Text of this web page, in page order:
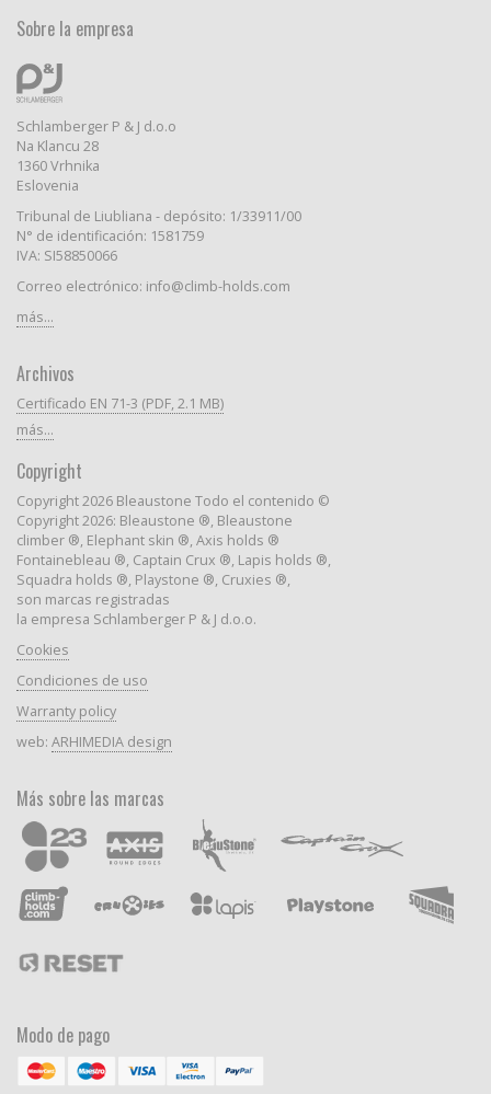
Sobre la empresa
Schlamberger P & J d.o.o
Na Klancu 28
1360 Vrhnika
Eslovenia
Tribunal de Liubliana - depósito: 1/33911/00
N° de identificación: 1581759
IVA: SI58850066
Correo electrónico: info@climb-holds.com
más...
Archivos
Certificado EN 71-3 (PDF, 2.1 MB)
más...
Copyright
Copyright 2026 Bleaustone Todo el contenido ©
Copyright 2026: Bleaustone ®, Bleaustone
climber ®, Elephant skin ®, Axis holds ®
Fontainebleau ®, Captain Crux ®, Lapis holds ®,
Squadra holds ®, Playstone ®, Cruxies ®,
son marcas registradas
la empresa Schlamberger P & J d.o.o.
Cookies
Condiciones de uso
Warranty policy
web: ARHIMEDIA design
Más sobre las marcas
Modo de pago